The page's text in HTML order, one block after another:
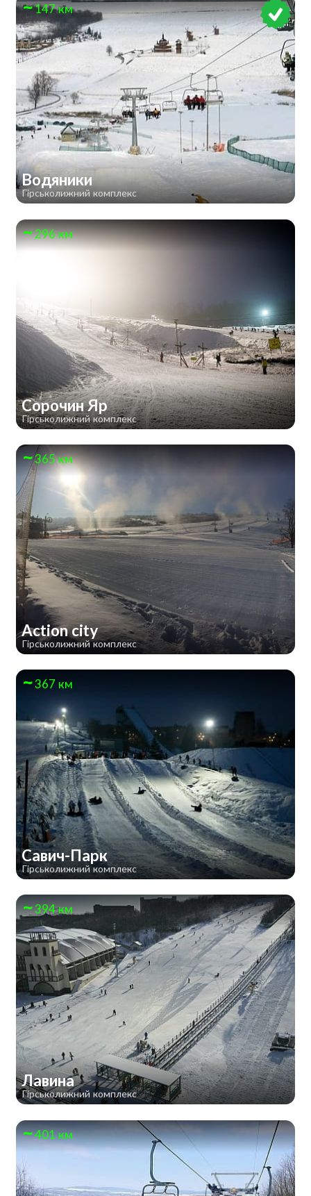
147 км
Водяники
Гірськолижний комплекс
296 км
Сорочин Яр
Гірськолижний комплекс
365 км
Action city
Гірськолижний комплекс
367 км
Савич-Парк
Гірськолижний комплекс
394 км
Лавина
Гірськолижний комплекс
401 км